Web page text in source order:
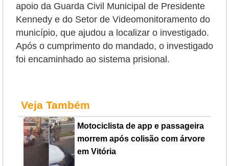
apoio da Guarda Civil Municipal de Presidente
Kennedy e do Setor de Videomonitoramento do
município, que ajudou a localizar o investigado.
Após o cumprimento do mandado, o investigado
foi encaminhado ao sistema prisional.
Veja Também
Motociclista de app e passageira
morrem após colisão com árvore
em Vitória